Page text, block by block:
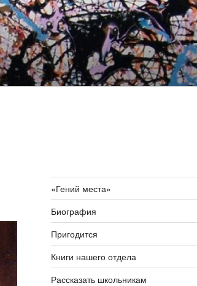
«Гений места»
Биография
Пригодится
Книги нашего отдела
Рассказать школьникам